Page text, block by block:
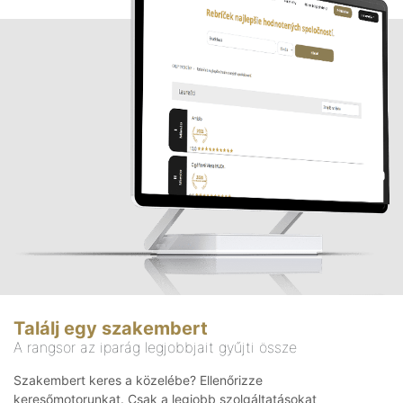
Találj egy szakembert
A rangsor az iparág legjobbjait gyűjti össze
Szakembert keres a közelébe? Ellenőrizze
keresőmotorunkat. Csak a legjobb szolgáltatásokat